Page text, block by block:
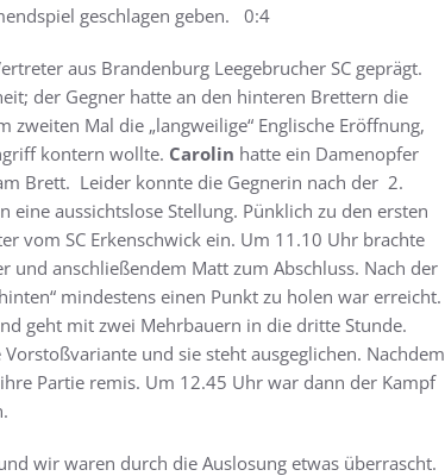
geschlagen geben. 0:4
aus Brandenburg Leegebrucher SC geprägt.
der Gegner hatte an den hinteren Brettern die
zweiten Mal die „langweilige“ Englische Eröffnung,
kontern wollte. Carolin hatte ein Damenopfer
Brett. Leider konnte die Gegnerin nach der 2.
aussichtslose Stellung. Pünklich zu den ersten
vom SC Erkenschwick ein. Um 11.10 Uhr brachte
anschließendem Matt zum Abschluss. Nach der
mindestens einen Punkt zu holen war erreicht.
geht mit zwei Mehrbauern in die dritte Stunde.
und sie steht ausgeglichen. Nachdem
Partie remis. Um 12.45 Uhr war dann der Kampf
wir waren durch die Auslosung etwas überrascht.